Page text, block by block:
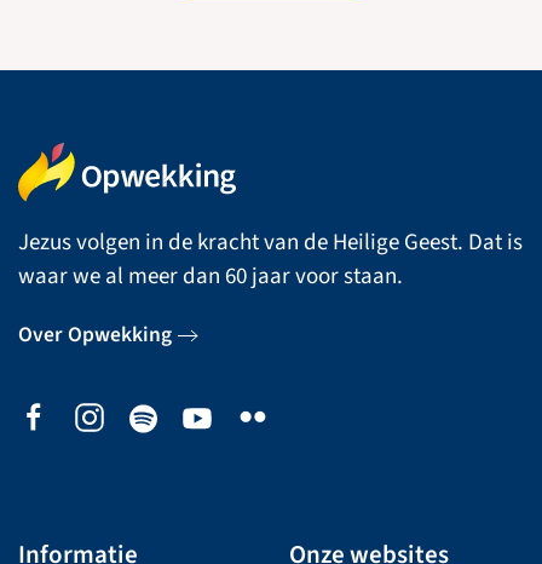
Jezus volgen in de kracht van de Heilige Geest. Dat is
waar we al meer dan 60 jaar voor staan.
Over Opwekking
Informatie Onze websites